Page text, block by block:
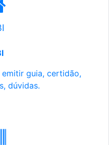
guia, certidão,
dúvidas.